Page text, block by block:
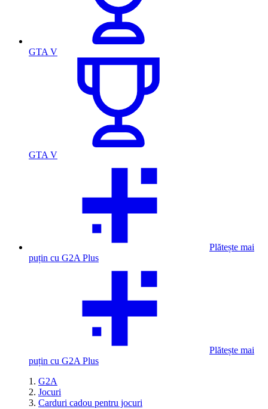
GTA V
GTA V
Plătește mai
puțin cu G2A Plus
Plătește mai
puțin cu G2A Plus
G2A
Jocuri
Carduri cadou pentru jocuri